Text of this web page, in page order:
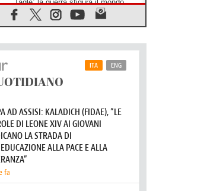
Tagle: la guerra sfigura il mondo,
solo la rivelazione di Dio lo
trasfigura
Il Papa in Francia, quattro giorni
intensi tra Chiesa, popolo e
07.08.2026
SIGNIS 2026, dare voce alle
07.08.2026
Honduras, gli sfollati invisibili di una
crisi dimenticata
07.08.2026
Italia, Antigone: carceri al limite
sovraffollamento